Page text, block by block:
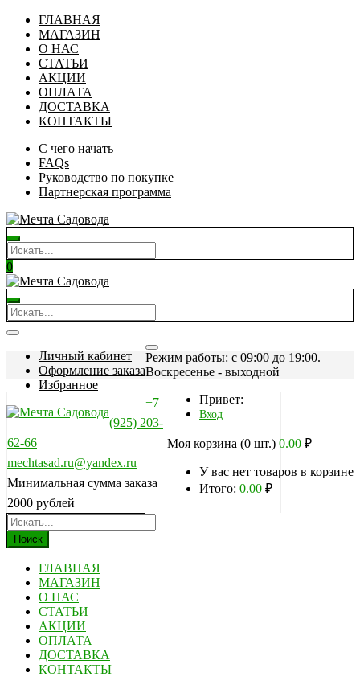
ГЛАВНАЯ
МАГАЗИН
О НАС
СТАТЬИ
АКЦИИ
ОПЛАТА
ДОСТАВКА
КОНТАКТЫ
С чего начать
FAQs
Руководство по покупке
Партнерская программа
0
Личный кабинет
Оформление заказа
Избранное
Режим работы: c 09:00 до 19:00.
Воскресенье - выходной
Привет:
Вход
Моя корзина (0 шт.) 0.00 ₽
У вас нет товаров в корзине
Итого: 0.00 ₽
+7
(925) 203-
62-66
mechtasad.ru@yandex.ru
Минимальная сумма заказа
2000 рублей
Поиск
ГЛАВНАЯ
МАГАЗИН
О НАС
СТАТЬИ
АКЦИИ
ОПЛАТА
ДОСТАВКА
КОНТАКТЫ